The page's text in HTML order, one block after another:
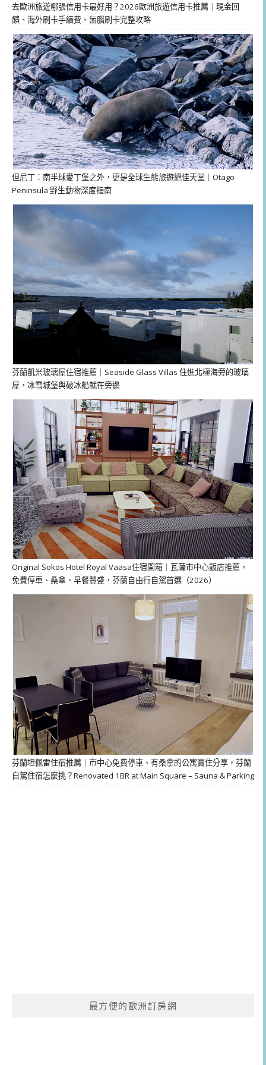
去歐洲旅遊哪張信用卡最好用？2026歐洲旅遊信用卡推薦｜現金回
饋、海外刷卡手續費、無腦刷卡完整攻略
但尼丁：南半球愛丁堡之外，更是全球生態旅遊絕佳天堂｜Otago
Peninsula 野生動物深度指南
芬蘭凱米玻璃屋住宿推薦｜Seaside Glass Villas 住進北極海旁的玻璃
屋，冰雪城堡與破冰船就在旁邊
Original Sokos Hotel Royal Vaasa住宿開箱｜瓦薩市中心飯店推薦，
免費停車、桑拿、早餐豐盛，芬蘭自由行自駕首選（2026）
芬蘭坦佩雷住宿推薦｜市中心免費停車、有桑拿的公寓實住分享，芬蘭
自駕住宿怎麼挑？Renovated 1BR at Main Square – Sauna & Parking
最方便的歐洲訂房網